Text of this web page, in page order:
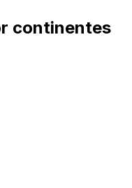
continentes